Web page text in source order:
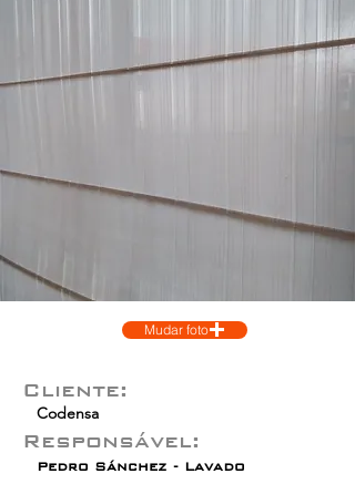
Mudar foto
Codensa
Cliente:
Responsável:
Pedro Sánchez - Lavado